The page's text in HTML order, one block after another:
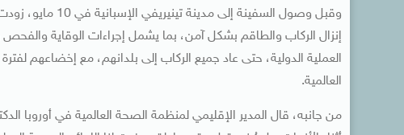
وقبل وصول
العالمية.
من جانبه، قال المدير الإقليمي لمنظمة الصحة العالمية في أوروبا